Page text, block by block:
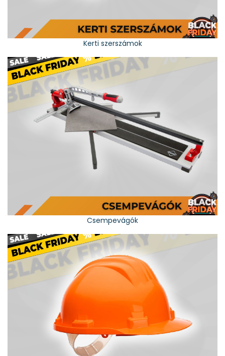
Kerti szerszámok
Csempevágók